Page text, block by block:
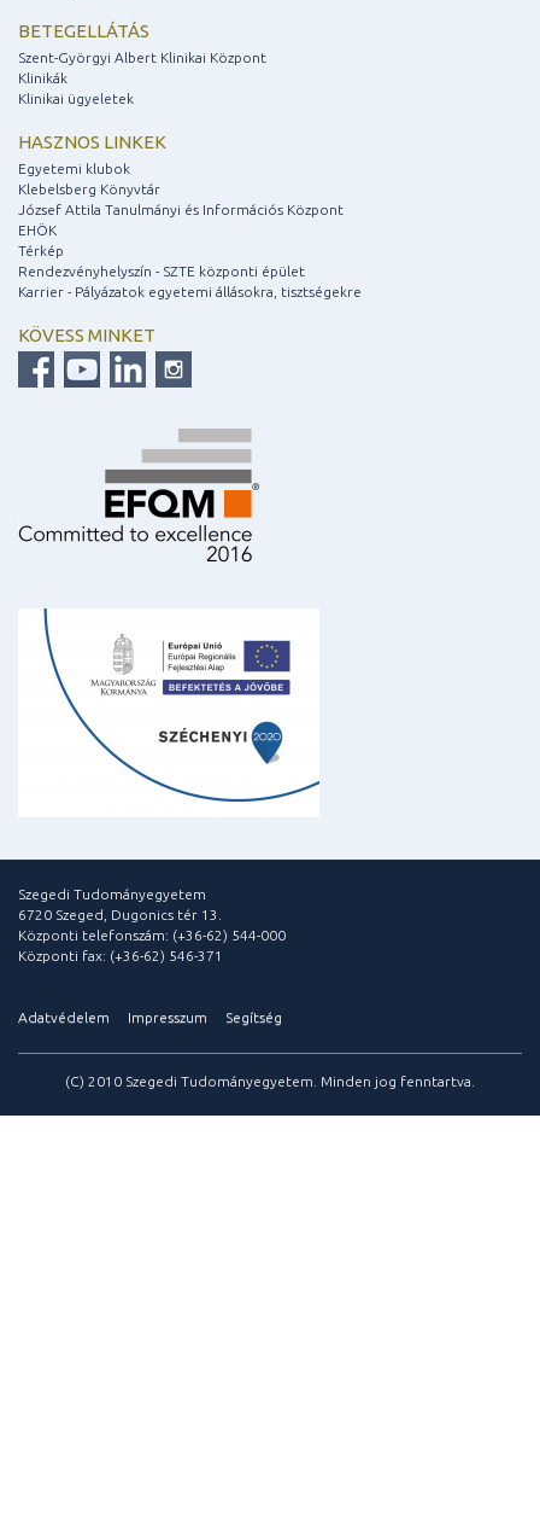
BETEGELLÁTÁS
Szent-Györgyi Albert Klinikai Központ
Klinikák
Klinikai ügyeletek
HASZNOS LINKEK
Egyetemi klubok
Klebelsberg Könyvtár
József Attila Tanulmányi és Információs Központ
EHÖK
Térkép
Rendezvényhelyszín - SZTE központi épület
Karrier - Pályázatok egyetemi állásokra, tisztségekre
KÖVESS MINKET
Szegedi Tudományegyetem
6720 Szeged, Dugonics tér 13.
Központi telefonszám: (+36-62) 544-000
Központi fax: (+36-62) 546-371
Adatvédelem Impresszum Segítség
(C) 2010 Szegedi Tudományegyetem. Minden jog fenntartva.